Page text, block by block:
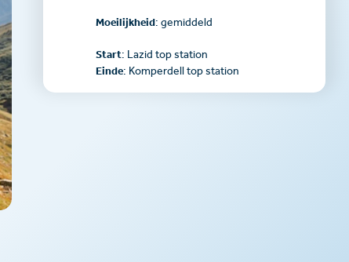
Moeilijkheid: gemiddeld
Start: Lazid top station
Einde: Komperdell top station